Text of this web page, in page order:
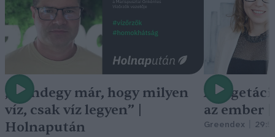
„Mindegy már, hogy milyen
víz, csak víz legyen” |
Holnapután
A
az ember
Greendex